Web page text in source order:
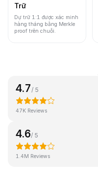
Trữ
Dự trữ 1:1 được xác minh
hàng tháng bằng Merkle
proof trên chuỗi.
4.7 / 5
47K Reviews
4.6/ 5
1.4M Reviews